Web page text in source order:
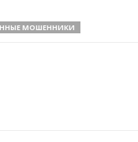
МОШЕННИКИ